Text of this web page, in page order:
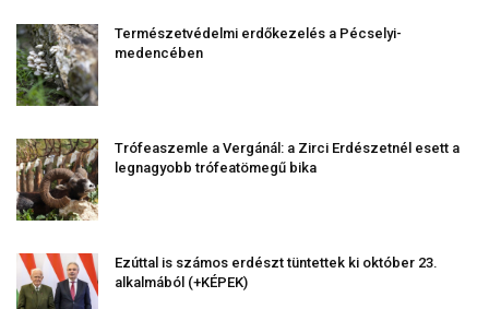
Természetvédelmi erdőkezelés a Pécselyi-
medencében
Trófeaszemle a Vergánál: a Zirci Erdészetnél esett a
legnagyobb trófeatömegű bika
Ezúttal is számos erdészt tüntettek ki október 23.
alkalmából (+KÉPEK)